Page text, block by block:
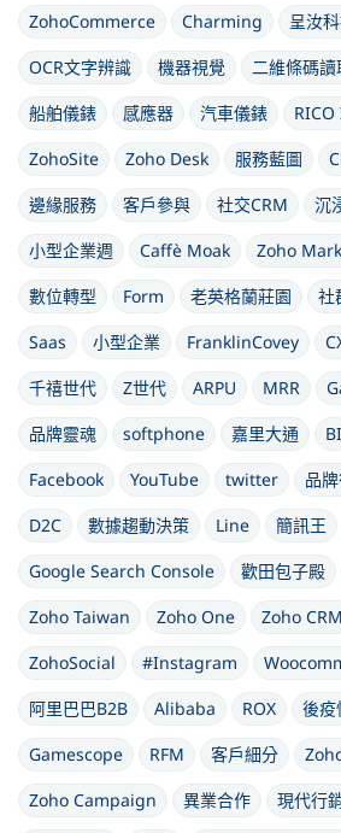
ZohoCommerce
Charming 呈汝
OCR文字辨識
機器視覺 二維條碼讀
船舶儀錶
感應器 汽車儀錶
ZohoSite
Zoho Desk 服務藍圖
邊緣服務
客戶參與 社交CRM
沉
小型企業週
Caffè Moak
Zoho
數位轉型
Form 老英格蘭莊園 社
Saas
小型企業 FranklinCovey
千禧世代
Z世代 ARPU MRR
品牌靈魂
softphone 嘉里大通 BI
Facebook
YouTube twitter 品
D2C
數據趨動決策 Line 簡訊王
Google Search Console
歡田包子殿
Zoho Taiwan
Zoho One Zoho CRM
ZohoSocial
#Instagram
阿里巴巴B2B
Alibaba ROX 後疫
Gamescope
RFM 客戶細分
Zoho Campaign
異業合作 現代行